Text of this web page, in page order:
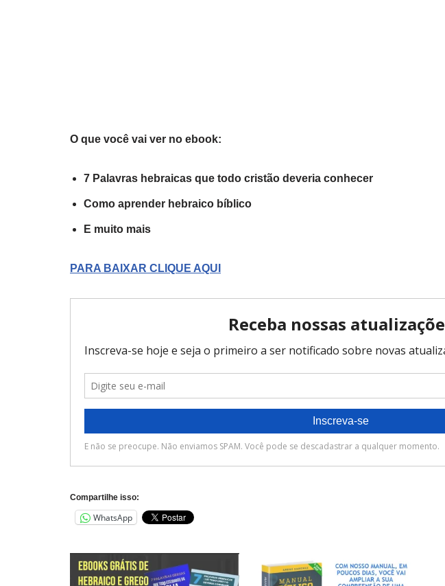
O que você vai ver no ebook:
7 Palavras hebraicas que todo cristão deveria conhecer
Como aprender hebraico bíblico
E muito mais
PARA BAIXAR CLIQUE AQUI
Compartilhe isso:
WhatsApp